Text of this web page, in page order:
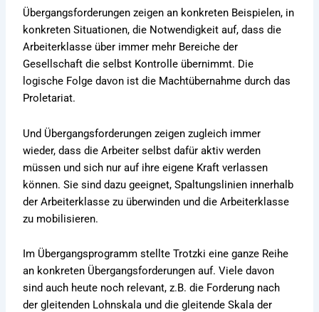
Übergangsforderungen zeigen an konkreten Beispielen, in
konkreten Situationen, die Notwendigkeit auf, dass die
Arbeiterklasse über immer mehr Bereiche der
Gesellschaft die selbst Kontrolle übernimmt. Die
logische Folge davon ist die Machtübernahme durch das
Proletariat.
Und Übergangsforderungen zeigen zugleich immer
wieder, dass die Arbeiter selbst dafür aktiv werden
müssen und sich nur auf ihre eigene Kraft verlassen
können. Sie sind dazu geeignet, Spaltungslinien innerhalb
der Arbeiterklasse zu überwinden und die Arbeiterklasse
zu mobilisieren.
Im Übergangsprogramm stellte Trotzki eine ganze Reihe
an konkreten Übergangsforderungen auf. Viele davon
sind auch heute noch relevant, z.B. die Forderung nach
der gleitenden Lohnskala und die gleitende Skala der